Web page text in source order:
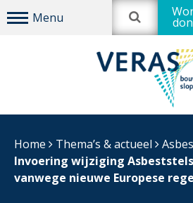
Home Thema’s & actueel
Invoering wijziging
vanwege nieuwe Europese